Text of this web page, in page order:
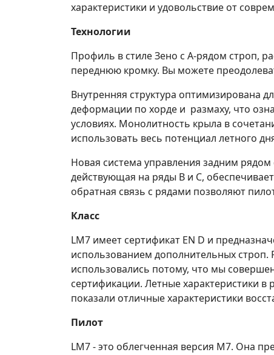
характеристики и удовольствие от
Технологии
Профиль в стиле Зено с А-рядом строп,
переднюю кромку. Вы можете
Внутренняя структура оптимизирована
деформации по хорде и размаху, что
условиях. Монолитность крыла в
использовать весь потенциал летного
Новая система управления задним
действующая на ряды B и C,
обратная связь с рядами позволяют
Класс
LM7 имеет сертификат EN D и
использованием дополнительных строп.
использовались потому, что мы
сертификации. Летные характеристики
показали отличные характеристики
Пилот
LM7 - это облегченная версия M7. Она